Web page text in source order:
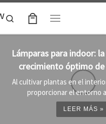
Search
la clave para un
de tus plantas
es importante
adecuado ...